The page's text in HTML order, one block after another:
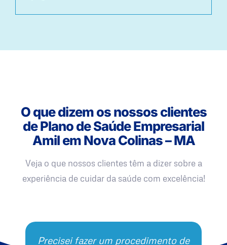
O que dizem os nossos clientes
de Plano de Saúde Empresarial
Amil em Nova Colinas – MA
Veja o que nossos clientes têm a dizer sobre a
experiência de cuidar da saúde com excelência!
Precisei fazer um procedimento de